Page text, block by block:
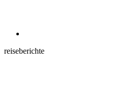
reiseberichte